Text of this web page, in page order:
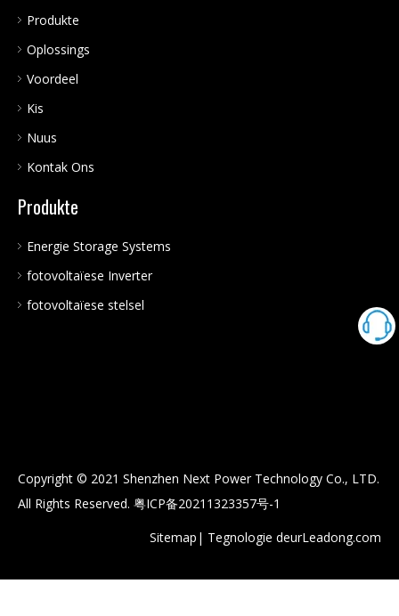
Produkte
Oplossings
Voordeel
Kis
Nuus
Kontak Ons
Produkte
Energie Storage Systems
fotovoltaïese Inverter
fotovoltaïese stelsel
Copyright © 2021 Shenzhen Next Power Technology Co., LTD.
All Rights Reserved. 粤ICP备20211323357号-1
Sitemap | Tegnologie deurLeadong.com